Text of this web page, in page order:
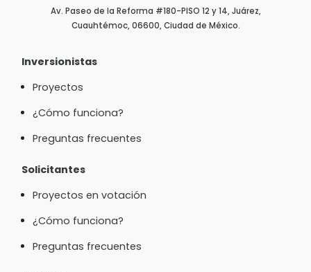
Av. Paseo de la Reforma #180-PISO 12 y 14, Juárez,
Cuauhtémoc, 06600, Ciudad de México.
Inversionistas
Proyectos
¿Cómo funciona?
Preguntas frecuentes
Solicitantes
Proyectos en votación
¿Cómo funciona?
Preguntas frecuentes